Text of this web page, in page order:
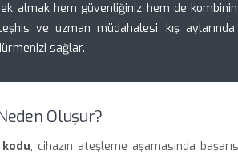
almak hem güvenliğiniz hem de kombinin
ve uzman müdahalesi, kış aylarında
sağlar.
Oluşur?
, cihazın ateşleme aşamasında